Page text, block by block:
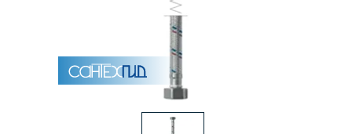
Полотенцесушители
Аксессуары для ванных комнат